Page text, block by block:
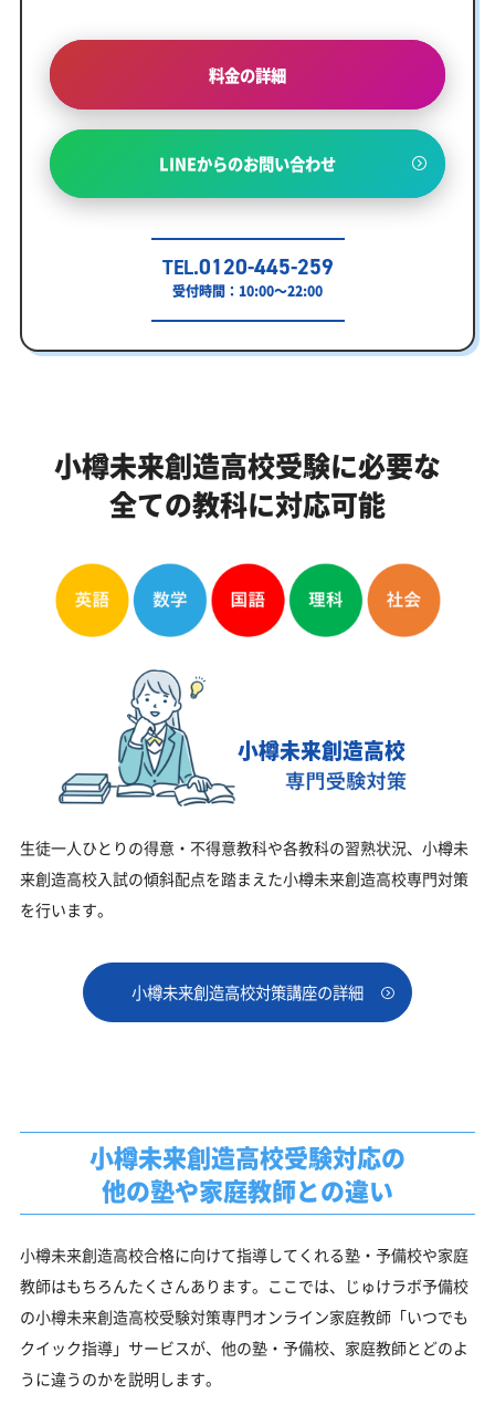
料金の詳細
LINEからのお問い合わせ
TEL.0120-445-259
受付時間：10:00～22:00
小樽未来創造高校受験に必要な
全ての教科に対応可能
小樽未来創造高校
生徒一人ひとりの得意・不得意教科や各教科の習熟状況、小樽未
来創造高校入試の傾斜配点を踏まえた小樽未来創造高校専門対策
を行います。
小樽未来創造高校対策講座の詳細
小樽未来創造高校受験対応の
他の塾や家庭教師との違い
小樽未来創造高校合格に向けて指導してくれる塾・予備校や家庭
教師はもちろんたくさんあります。ここでは、じゅけラボ予備校
の小樽未来創造高校受験対策専門オンライン家庭教師「いつでも
クイック指導」サービスが、他の塾・予備校、家庭教師とどのよ
うに違うのかを説明します。